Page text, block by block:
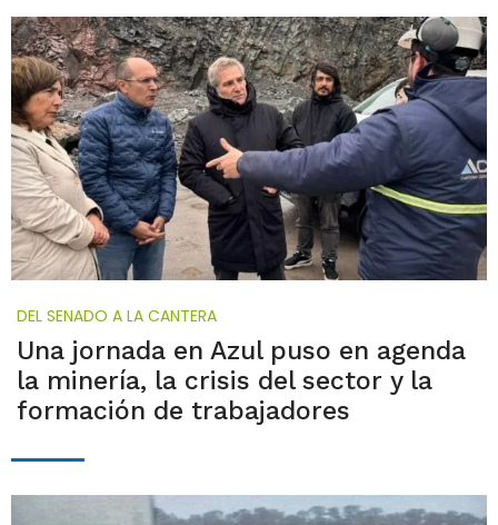
DEL SENADO A LA CANTERA
Una jornada en Azul puso en agenda
la minería, la crisis del sector y la
formación de trabajadores